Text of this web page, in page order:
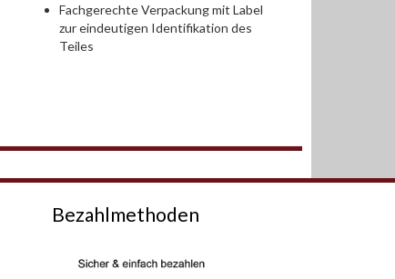
Fachgerechte Verpackung mit Label
zur eindeutigen Identifikation des
Teiles
Bezahlmethoden